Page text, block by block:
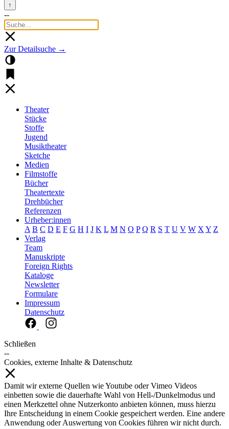
↑
--
Zur Detailsuche →
Theater
Stücke
Stoffe
Jugend
Musiktheater
Sketche
Medien
Filmstoffe
Bücher
Theatertexte
Drehbücher
Referenzen
Urheber:innen
A B C D E F G H I J K L M N O P Q R S T U V W X Y Z
Verlag
Team
Manuskripte
Foreign Rights
Kataloge
Newsletter
Formulare
Impressum
Datenschutz
Schließen
--
Cookies, externe Inhalte & Datenschutz
Damit wir externe Quellen wie Youtube oder Vimeo Videos
einbetten sowie die dauerhafte Wahl von Hell-/Dunkelmodus und
einen Merkzettel ohne Nutzerkonto anbieten können, muss hierzu
Ihre Entscheidung in einem Cookie gespeichert werden. Eine andere
Anwendung oder Auswertung von Cookies führen wir nicht durch.